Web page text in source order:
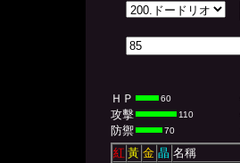
ＨＰ 60
攻擊 110
防禦 70
紅 黃 金 晶 名稱